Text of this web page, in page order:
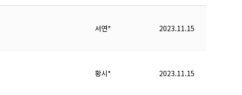
서연* 2023.11.15
황시* 2023.11.15